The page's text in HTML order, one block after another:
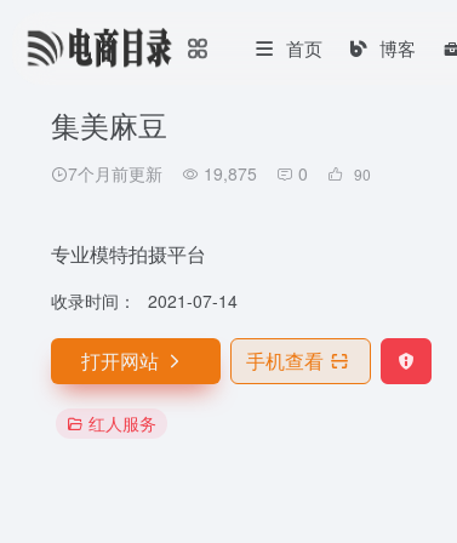
首页 博客
集美麻豆
7个月前更新 19,875 0 90
专业模特拍摄平台
收录时间： 2021-07-14
打开网站 手机查看
红人服务